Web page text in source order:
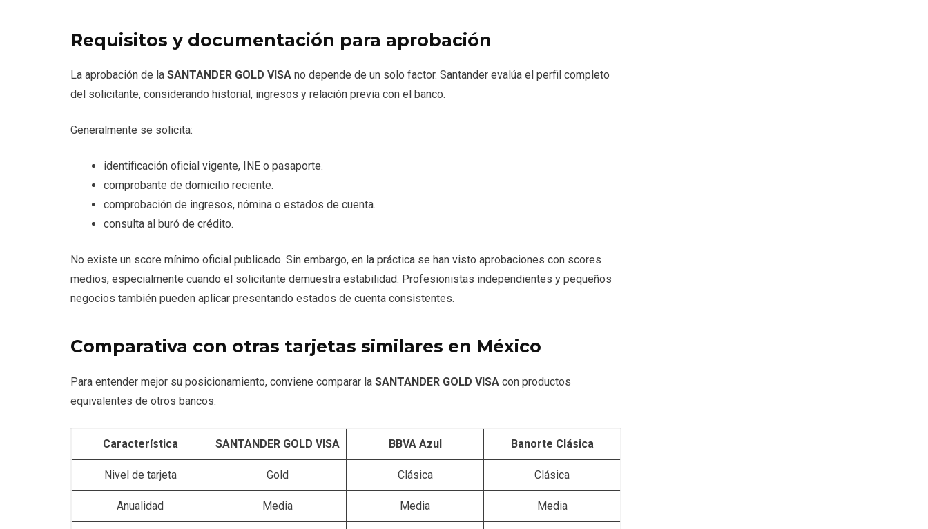
Requisitos y documentación para aprobación
La aprobación de la SANTANDER GOLD VISA no depende de un solo factor. Santander evalúa el perfil completo
del solicitante, considerando historial, ingresos y relación previa con el banco.
Generalmente se solicita:
identificación oficial vigente, INE o pasaporte.
comprobante de domicilio reciente.
comprobación de ingresos, nómina o estados de cuenta.
consulta al buró de crédito.
No existe un score mínimo oficial publicado. Sin embargo, en la práctica se han visto aprobaciones con scores
medios, especialmente cuando el solicitante demuestra estabilidad. Profesionistas independientes y pequeños
negocios también pueden aplicar presentando estados de cuenta consistentes.
Comparativa con otras tarjetas similares en México
Para entender mejor su posicionamiento, conviene comparar la SANTANDER GOLD VISA con productos
equivalentes de otros bancos:
Característica SANTANDER GOLD VISA BBVA Azul Banorte Clásica
Nivel de tarjeta Gold Clásica Clásica
Anualidad Media Media Media